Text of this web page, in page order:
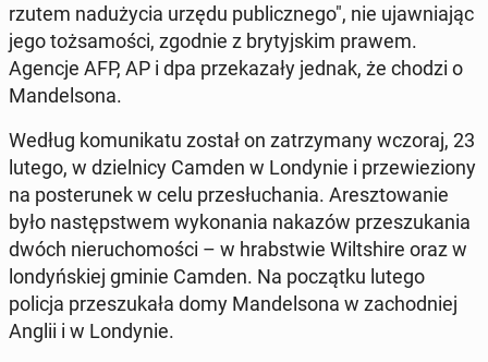
rzu­tem nad­uży­cia urzędu pu­blicz­ne­go", nie ujaw­nia­jąc
jego toż­sa­mo­ści, zgodnie z bry­tyj­skim prawem.
Agencje AFP, AP i dpa prze­ka­za­ły jednak, że chodzi o
Man­del­so­na.
Według ko­mu­ni­ka­tu został on za­trzy­ma­ny wczoraj, 23
lutego, w dziel­ni­cy Camden w Lon­dy­nie i prze­wie­zio­ny
na po­ste­ru­nek w celu prze­słu­cha­nia. Aresz­to­wa­nie
było na­stęp­stwem wy­ko­na­nia nakazów prze­szu­ka­nia
dwóch nie­ru­cho­mo­ści – w hrab­stwie Wilt­shi­re oraz w
lon­dyń­skiej gminie Camden. Na po­cząt­ku lutego
policja prze­szu­ka­ła domy Man­del­so­na w za­chod­niej
Anglii i w Lon­dy­nie.